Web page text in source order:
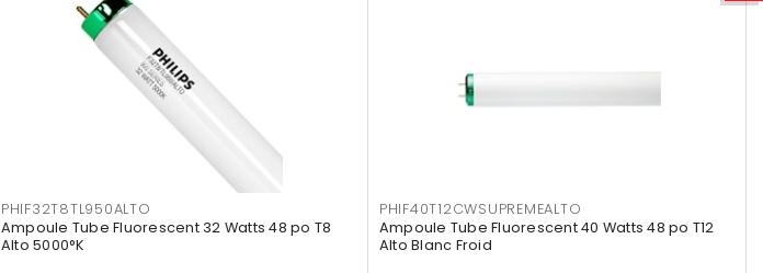
PHIF32T8TL950ALTO
Ampoule Tube Fluorescent 32 Watts 48 po T8
Alto 5000°K
PHIF40T12CWSUPREMEALTO
Ampoule Tube Fluorescent 40 Watts 48 po T12
Alto Blanc Froid